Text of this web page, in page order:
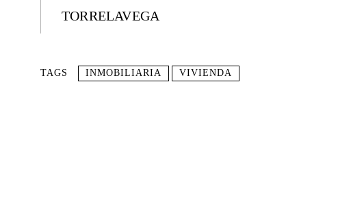
TORRELAVEGA
TAGS INMOBILIARIA VIVIENDA